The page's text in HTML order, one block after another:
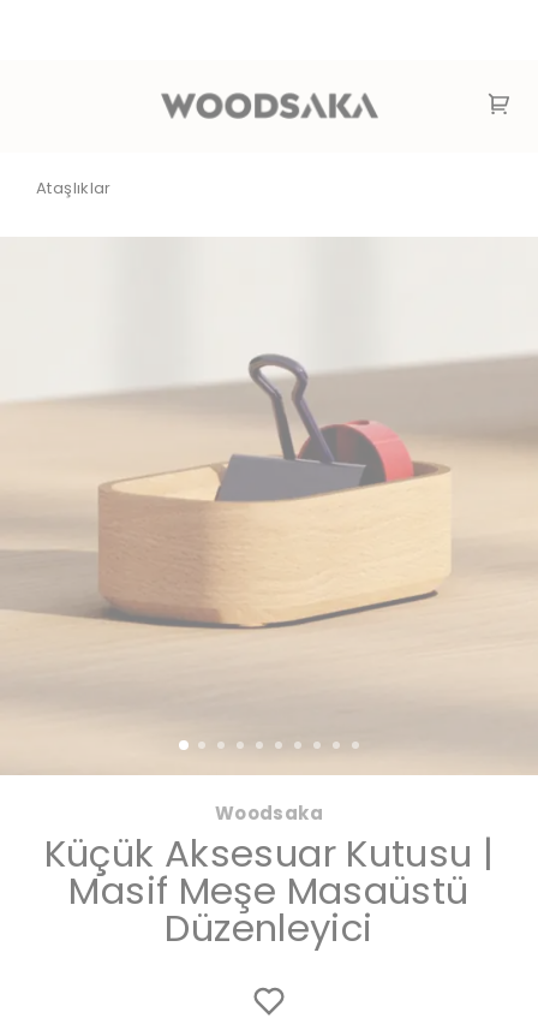
Ataşlıklar
Woodsaka
Küçük Aksesuar Kutusu |
Masif Meşe Masaüstü
Düzenleyici